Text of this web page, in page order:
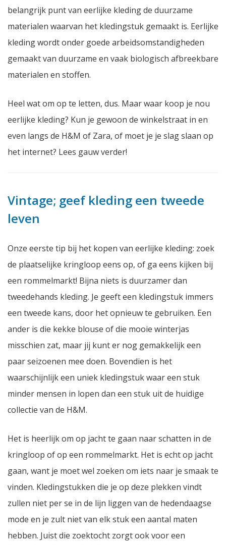
belangrijk punt van eerlijke kleding de duurzame
materialen waarvan het kledingstuk gemaakt is. Eerlijke
kleding wordt onder goede arbeidsomstandigheden
gemaakt van duurzame en vaak biologisch afbreekbare
materialen en stoffen.
Heel wat om op te letten, dus. Maar waar koop je nou
eerlijke kleding? Kun je gewoon de winkelstraat in en
even langs de H&M of Zara, of moet je je slag slaan op
het internet? Lees gauw verder!
Vintage; geef kleding een tweede
leven
Onze eerste tip bij het kopen van eerlijke kleding: zoek
de plaatselijke kringloop eens op, of ga eens kijken bij
een rommelmarkt! Bijna niets is duurzamer dan
tweedehands kleding. Je geeft een kledingstuk immers
een tweede kans, door het opnieuw te gebruiken. Een
ander is die kekke blouse of die mooie winterjas
misschien zat, maar jij kunt er nog gemakkelijk een
paar seizoenen mee doen. Bovendien is het
waarschijnlijk een uniek kledingstuk waar een stuk
minder mensen in lopen dan een stuk uit de huidige
collectie van de H&M.
Het is heerlijk om op jacht te gaan naar schatten in de
kringloop of op een rommelmarkt. Het is echt op jacht
gaan, want je moet wel zoeken om iets naar je smaak te
vinden. Kledingstukken die je op deze plekken vindt
zullen niet per se in de lijn liggen van de hedendaagse
mode en je zult niet van elk stuk een aantal maten
hebben. Juist die zoektocht zorgt ook voor een